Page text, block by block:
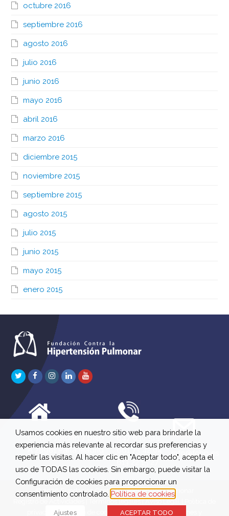
octubre 2016
septiembre 2016
agosto 2016
julio 2016
junio 2016
mayo 2016
abril 2016
marzo 2016
diciembre 2015
noviembre 2015
septiembre 2015
agosto 2015
julio 2015
junio 2015
mayo 2015
enero 2015
TwitterFacebook
Instagram
LinkedInYoutube
C/ Río Jordán 7 bajo
A 28981 Parla Madrid
647 630 515
661 73 42 04
613 22 15 27
info@fchp.es
© 2026 Fundación Contra la Hipertensión Pulmonar
Términos legales|Aviso Legal
privacidad|Política de cookies |Política de devoluciones y
Usamos cookies en nuestro sitio web para brindarle la
experiencia más relevante al recordar sus preferencias y
repetir las visitas. Al hacer clic en "Aceptar todo", acepta el
uso de TODAS las cookies. Sin embargo, puede visitar la
Configuración de cookies para proporcionar un
consentimiento controlado. Política de cookies
Ajustes ACEPTAR TODO